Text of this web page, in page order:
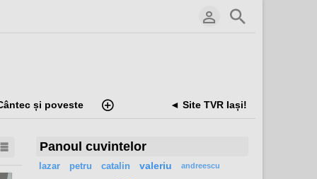
și poveste ◄ Site TVR Iași!
Panoul cuvintelor
lazar petru catalin valeriu andreescu